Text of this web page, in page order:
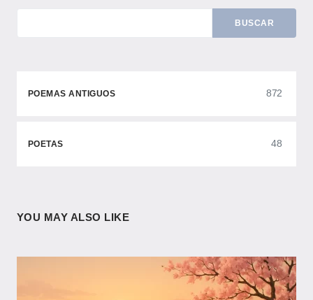
BUSCAR
POEMAS ANTIGUOS 872
POETAS 48
YOU MAY ALSO LIKE